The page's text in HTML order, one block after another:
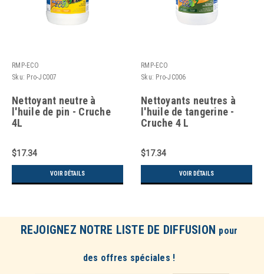
RMP-ECO
Sku: Pro-JC007
Nettoyant neutre à
l'huile de pin - Cruche
4L
$17.34
VOIR DÉTAILS
RMP-ECO
Sku: Pro-JC006
Nettoyants neutres à
l'huile de tangerine -
Cruche 4 L
$17.34
VOIR DÉTAILS
REJOIGNEZ NOTRE LISTE DE DIFFUSION pour
des offres spéciales !